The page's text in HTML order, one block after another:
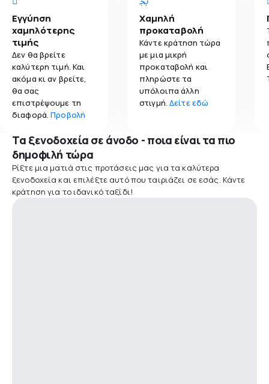
Εγγύηση
χαμηλότερης
τιμής
Δεν θα βρείτε
καλύτερη τιμή. Και
ακόμα κι αν βρείτε,
θα σας
επιστρέψουμε τη
διαφορά.Προβολή
Χαμηλή
προκαταβολή
Κάντε κράτηση τώρα
με μια μικρή
προκαταβολή και
πληρώστε τα
υπόλοιπα άλλη
στιγμή.Δείτε εδώ
Τα ξενοδοχεία σε άνοδο - ποια είναι τα πιο
δημοφιλή τώρα
Ρίξτε μια ματιά στις προτάσεις μας για τα καλύτερα
ξενοδοχεία και επιλέξτε αυτό που ταιριάζει σε εσάς. Κάντε
κράτηση για το ιδανικό ταξίδι!